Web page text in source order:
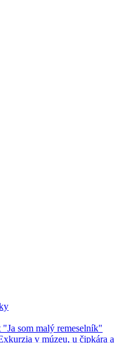
"Ja som malý remeselník"
v múzeu, u čipkára a